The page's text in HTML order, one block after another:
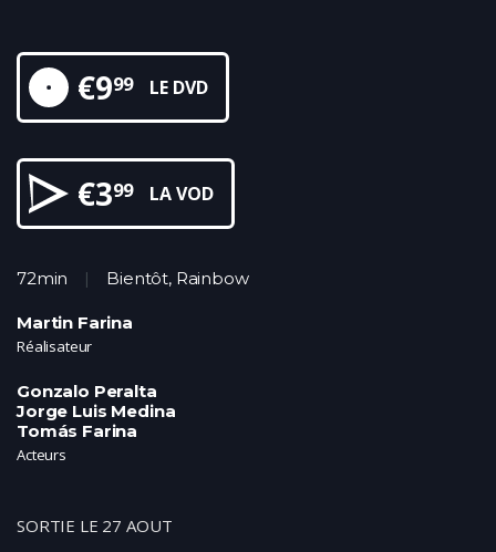
€999 LE DVD
€399 LA VOD
72min Bientôt, Rainbow
Martin Farina
Réalisateur
Gonzalo Peralta
Jorge Luis Medina
Tomás Farina
Acteurs
SORTIE LE 27 AOUT